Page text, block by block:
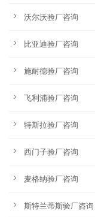
沃尔沃验厂咨询
比亚迪验厂咨询
施耐德验厂咨询
飞利浦验厂咨询
特斯拉验厂咨询
西门子验厂咨询
麦格纳验厂咨询
斯特兰蒂斯验厂咨询